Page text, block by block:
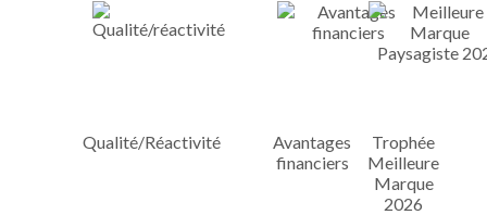
Qualité/Réactivité
Avantages
financiers
Trophée
Meilleure
Marque
2026